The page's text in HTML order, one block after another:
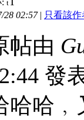
t
28 02:57| 只看該作
帖由
發
哈哈